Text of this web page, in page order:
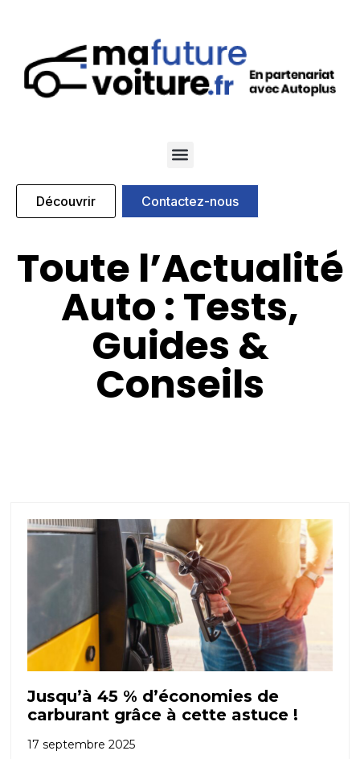
Découvrir Contactez-nous
Toute l’Actualité
Auto : Tests,
Guides &
Conseils
Jusqu’à 45 % d’économies de
carburant grâce à cette astuce !
17 septembre 2025